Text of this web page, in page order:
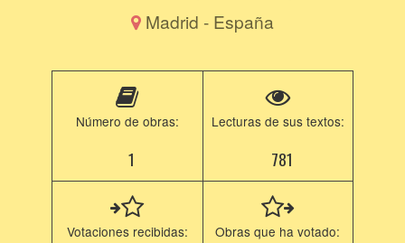
Madrid - España
Número de obras:
1
Lecturas de sus textos:
781
Votaciones recibidas: Obras que ha votado: